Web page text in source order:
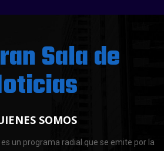
SOMOS
es un programa radial que se emite por la